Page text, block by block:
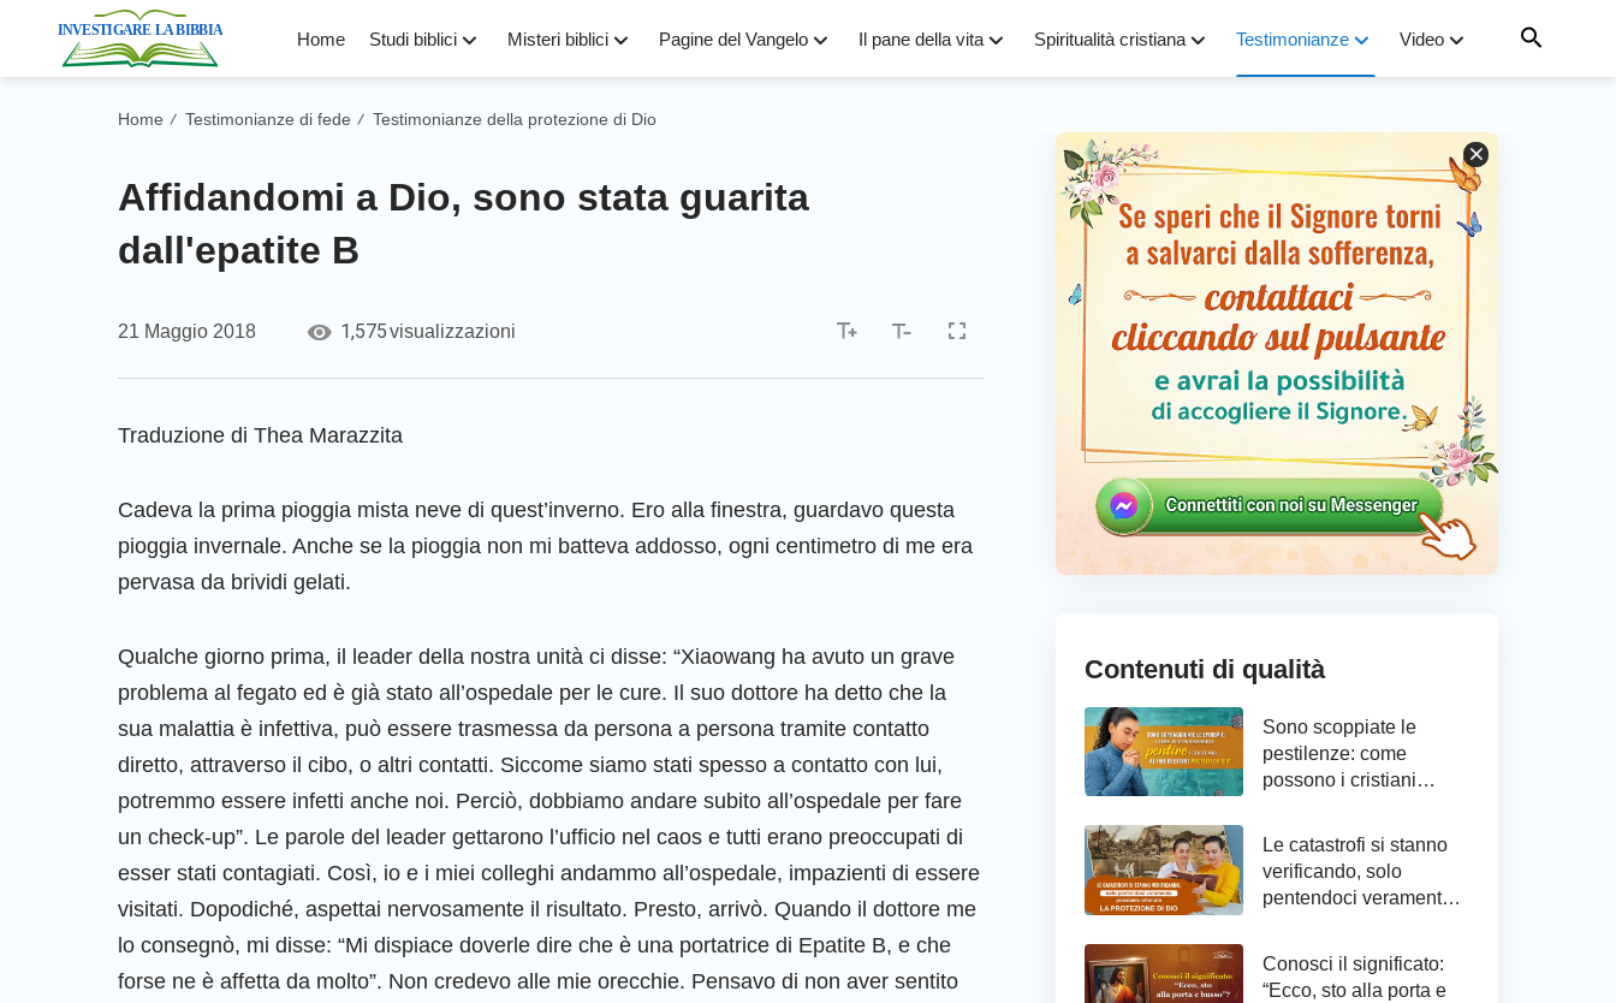
Home Studi biblici Misteri biblici Pagine del Vangelo Il pane della vita Spiritualità cristiana Testimonianze Video
Home / Testimonianze di fede / Testimonianze della protezione di Dio
Affidandomi a Dio, sono stata guarita
dall'epatite B
21 Maggio 2018 1,575visualizzazioni
Traduzione di Thea Marazzita
Cadeva la prima pioggia mista neve di quest’inverno. Ero alla finestra, guardavo questa
pioggia invernale. Anche se la pioggia non mi batteva addosso, ogni centimetro di me era
pervasa da brividi gelati.
Qualche giorno prima, il leader della nostra unità ci disse: “Xiaowang ha avuto un grave
problema al fegato ed è già stato all’ospedale per le cure. Il suo dottore ha detto che la
sua malattia è infettiva, può essere trasmessa da persona a persona tramite contatto
diretto, attraverso il cibo, o altri contatti. Siccome siamo stati spesso a contatto con lui,
potremmo essere infetti anche noi. Perciò, dobbiamo andare subito all’ospedale per fare
un check-up”. Le parole del leader gettarono l’ufficio nel caos e tutti erano preoccupati di
esser stati contagiati. Così, io e i miei colleghi andammo all’ospedale, impazienti di essere
visitati. Dopodiché, aspettai nervosamente il risultato. Presto, arrivò. Quando il dottore me
lo consegnò, mi disse: “Mi dispiace doverle dire che è una portatrice di Epatite B, e che
forse ne è affetta da molto”. Non credevo alle mie orecchie. Pensavo di non aver sentito
Contenuti di qualità
Sono scoppiate le
pestilenze: come
possono i cristiani
pentimento ed essere
protetti da Dio
Le catastrofi si stanno
verificando, solo
pentendoci veramente
Conosci il significato:
“Ecco, sto alla porta e